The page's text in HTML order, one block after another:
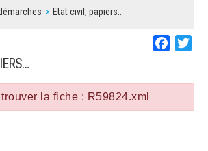
Etat civil, papiers…
la fiche : R59824.xml
?
MAJEURS
DE PUBLICITÉ